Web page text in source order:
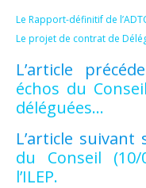
Le Rapport-définitif de
Le projet de contrat de
L’article
échos du
déléguées…
L’article suivant
du Conseil (10/
l’ILEP.